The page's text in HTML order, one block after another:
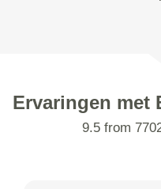
Ervaringen met
9.5 from